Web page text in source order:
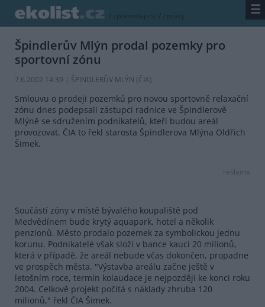
/ zpravodajství / zprávy ☰
Špindlerův Mlýn prodal pozemky pro
sportovní zónu
7.6.2002 14:39 | ŠPINDLERŮV MLÝN (ČIA)
Smlouvu o prodeji pozemků pro novou sportovně relaxační
zónu dnes podepsali zástupci radnice ve Špindlerově
Mlýně se sdružením podnikatelů, kteří budou areál
provozovat. ČIA to řekl starosta Špindlerova Mlýna Oldřich
Šimek.
reklama
Součástí zóny v místě bývalého koupaliště pod
Medvědínem bude krytý aquapark, hotel a několik
penzionů. Město prodalo pozemek za symbolickou jednu
korunu. Podnikatelé však složí v bance kauci 20 milionů,
která v případě, že areál nebude včas dokončen, propadne
ve prospěch města. "Výstavba areálu začne ještě v
letošním roce, termín kolaudace je nejpozději ke konci roku
2004. Celkově projekt počítá s náklady zhruba 120
milionů," řekl ČIA Šimek.